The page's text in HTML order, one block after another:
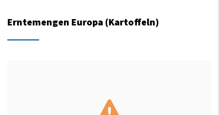
Erntemengen Europa (Kartoffeln)